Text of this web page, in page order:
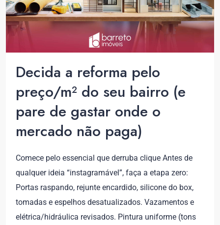
Decida a reforma pelo
preço/m² do seu bairro (e
pare de gastar onde o
mercado não paga)
Comece pelo essencial que derruba clique Antes de
qualquer ideia “instagramável”, faça a etapa zero:
Portas raspando, rejunte encardido, silicone do box,
tomadas e espelhos desatualizados. Vazamentos e
elétrica/hidráulica revisados. Pintura uniforme (tons